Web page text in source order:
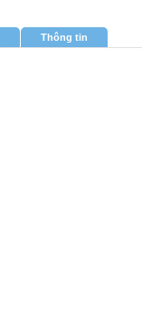
Thông tin